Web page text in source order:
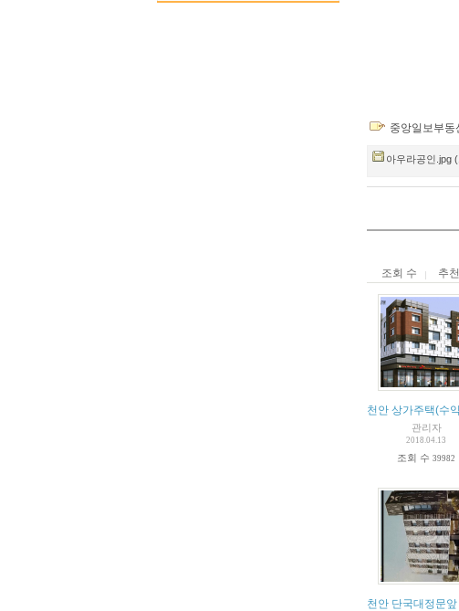
중앙일보부동
아우라공인.jpg
조회 수 추
천안 상가주택(수
관리자
2018.04.13
조회 수 39982
천안 단국대정문